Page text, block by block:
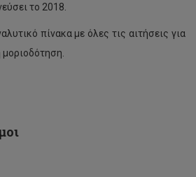
το 2018.
πίνακα με όλες τις αιτήσεις για
μοριοδότηση.